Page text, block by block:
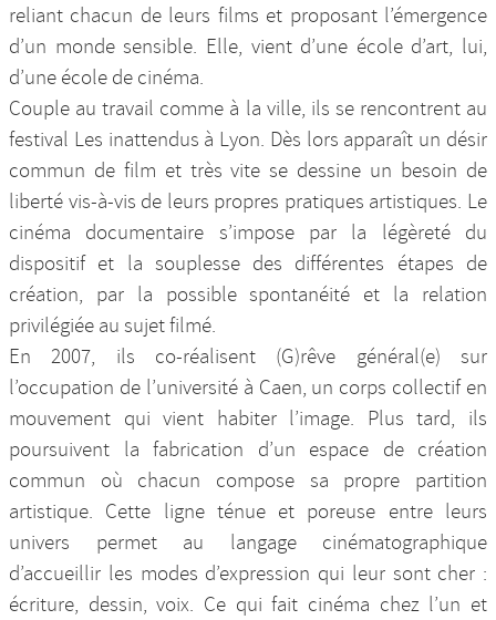
reliant chacun de leurs films et proposant l’émergence
d’un monde sensible. Elle, vient d’une école d’art, lui,
d’une école de cinéma.
Couple au travail comme à la ville, ils se rencontrent au
festival Les inattendus à Lyon. Dès lors apparaît un désir
commun de film et très vite se dessine un besoin de
liberté vis-à-vis de leurs propres pratiques artistiques. Le
cinéma documentaire s’impose par la légèreté du
dispositif et la souplesse des différentes étapes de
création, par la possible spontanéité et la relation
privilégiée au sujet filmé.
En 2007, ils co-réalisent (G)rêve général(e) sur
l’occupation de l’université à Caen, un corps collectif en
mouvement qui vient habiter l’image. Plus tard, ils
poursuivent la fabrication d’un espace de création
commun où chacun compose sa propre partition
artistique. Cette ligne ténue et poreuse entre leurs
univers permet au langage cinématographique
d’accueillir les modes d’expression qui leur sont cher :
écriture, dessin, voix. Ce qui fait cinéma chez l’un et